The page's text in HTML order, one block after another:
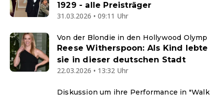
1929 - alle Preisträger
31.03.2026 • 09:11 Uhr
Von der Blondie in den Hollywood Olymp
Reese Witherspoon: Als Kind lebte
sie in dieser deutschen Stadt
22.03.2026 • 13:32 Uhr
Diskussion um ihre Performance in "Walk